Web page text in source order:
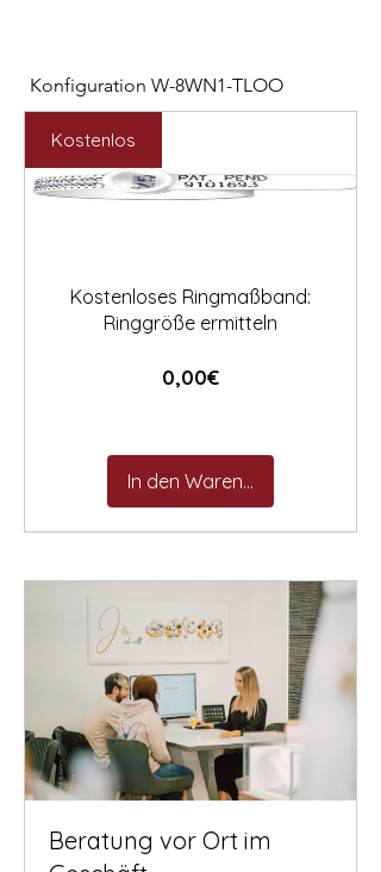
Konfiguration W-8WN1-TLOO
Preis
2.547,00 €
Preis
Kostenlos
Kostenloses Ringmaßband:
Ringgröße ermitteln
0,00€Preis
In den Warenkorb
Beratung vor Ort im